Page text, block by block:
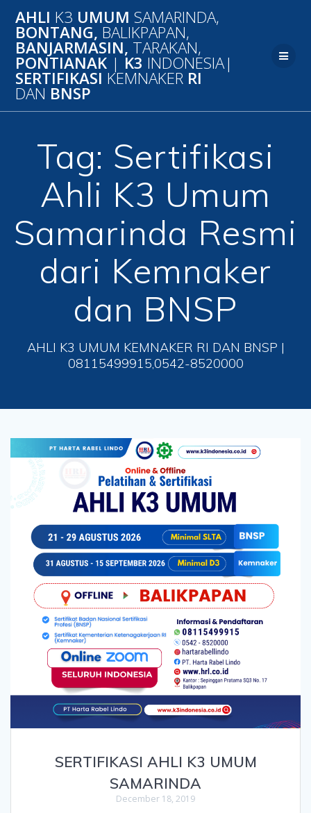
to
content
AHLI K3 UMUM SAMARINDA,
BONTANG, BALIKPAPAN,
BANJARMASIN, TARAKAN,
PONTIANAK | K3 INDONESIA|
SERTIFIKASI KEMNAKER RI
DAN BNSP
Tag: Sertifikasi
Ahli K3 Umum
Samarinda Resmi
dari Kemnaker
dan BNSP
AHLI K3 UMUM KEMNAKER RI DAN BNSP |
08115499915,0542-8520000
SERTIFIKASI AHLI K3 UMUM
SAMARINDA
December 18, 2019